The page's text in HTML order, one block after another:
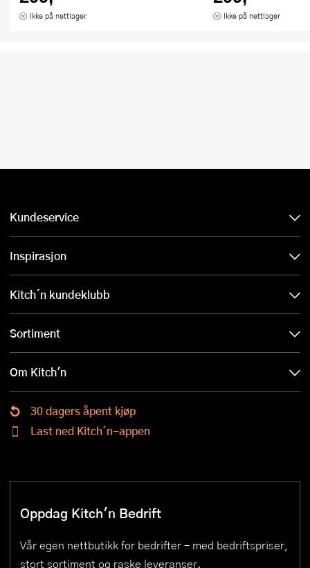
Ikke på nettlager Ikke på nettlager
Kundeservice
Inspirasjon
Kitch´n kundeklubb
Sortiment
Om Kitch'n
30 dagers åpent kjøp
Last ned Kitch´n-appen
Oppdag Kitch'n Bedrift
Vår egen nettbutikk for bedrifter – med bedriftspriser,
stort sortiment og raske leveranser.